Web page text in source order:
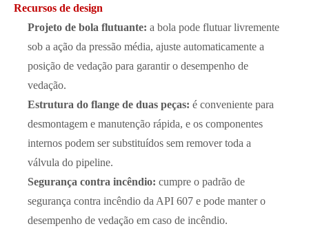
Recursos de design
Projeto de bola flutuante: a bola pode flutuar livremente
sob a ação da pressão média, ajuste automaticamente a
posição de vedação para garantir o desempenho de
vedação.
Estrutura do flange de duas peças: é conveniente para
desmontagem e manutenção rápida, e os componentes
internos podem ser substituídos sem remover toda a
válvula do pipeline.
Segurança contra incêndio: cumpre o padrão de
segurança contra incêndio da API 607 e pode manter o
desempenho de vedação em caso de incêndio.